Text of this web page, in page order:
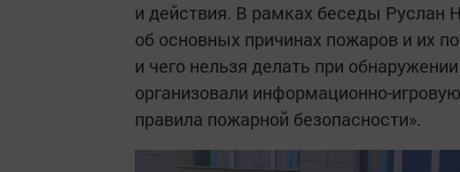
и действия. В рамках беседы Руслан
об основных причинах пожаров и их
и чего нельзя делать при
организовали информационно-
правила пожарной безопасности».